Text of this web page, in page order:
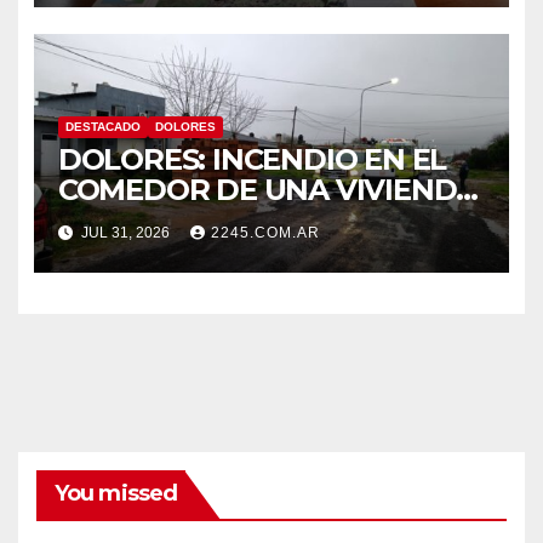
DESTACADO DOLORES
DOLORES: INCENDIO EN EL
COMEDOR DE UNA VIVIENDA
FUE CONTROLADO POR
BOMBEROS
JUL 31, 2026 2245.COM.AR
You missed